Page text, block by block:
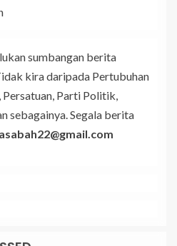
sumbangan berita
kira daripada Pertubuhan
Parti Politik,
sebagainya. Segala berita